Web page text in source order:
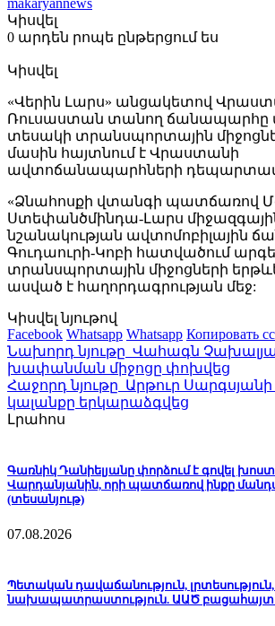
Կիսվել
0 արդեն րոպե ընթերցում ես
Կիսվել
«Վերին Լարս» անցակետով
Ռուսաստան տանող ճանապարհը
տեսակի տրանսպորտային
մասին հայտնում է Վրաստանի
ավտոճանապարհների
«Ձնահոսքի վտանգի պատճառով
Ստեփանծմինդա-Լարս
նշանակության ավտոմոբիլային
Գուդաուրի-Կոբի հատվածում
տրանսպորտային միջոցների
ասված է հաղորդագրության մեջ:
Կիսվել նյութով
Facebook Whatsapp Whatsapp Копировать
Նախորդ նյութը Վահագն
խափանման միջոցը փոխվեց
Հաջորդ նյութը Արթուր
կալանքը երկարաձգվեց
Լրահոս
Գառնիկ Դանիելյանը փորձում է գովել
Վարդանյանին, որի պատճառով ինքը
(տեսանյութ)
07.08.2026
Պետական դավաճանություն,
նախապատրաստություն. ԱԱԾ